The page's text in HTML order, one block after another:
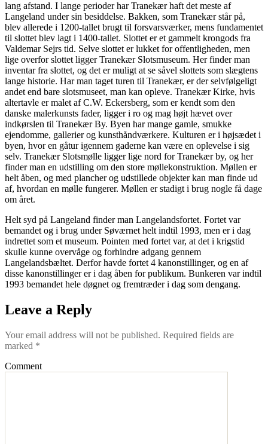
lang afstand. I lange perioder har Tranekær haft det meste af
Langeland under sin besiddelse. Bakken, som Tranekær står på,
blev allerede i 1200-tallet brugt til forsvarsværker, mens fundamentet
til slottet blev lagt i 1400-tallet. Slottet er et gammelt krongods fra
Valdemar Sejrs tid. Selve slottet er lukket for offentligheden, men
lige overfor slottet ligger Tranekær Slotsmuseum. Her finder man
inventar fra slottet, og det er muligt at se såvel slottets som slægtens
lange historie. Har man taget turen til Tranekær, er der selvfølgeligt
andet end bare slotsmuseet, man kan opleve. Tranekær Kirke, hvis
altertavle er malet af C.W. Eckersberg, som er kendt som den
danske malerkunsts fader, ligger i ro og mag højt hævet over
indkørslen til Tranekær By. Byen har mange gamle, smukke
ejendomme, gallerier og kunsthåndværkere. Kulturen er i højsædet i
byen, hvor en gåtur igennem gaderne kan være en oplevelse i sig
selv. Tranekær Slotsmølle ligger lige nord for Tranekær by, og her
finder man en udstilling om den store møllekonstruktion. Møllen er
helt åben, og med plancher og udstillede objekter kan man finde ud
af, hvordan en mølle fungerer. Møllen er stadigt i brug nogle få dage
om året.
Helt syd på Langeland finder man Langelandsfortet. Fortet var
bemandet og i brug under Søværnet helt indtil 1993, men er i dag
indrettet som et museum. Pointen med fortet var, at det i krigstid
skulle kunne overvåge og forhindre adgang gennem
Langelandsbæltet. Derfor havde fortet 4 kanonstillinger, og en af
disse kanonstillinger er i dag åben for publikum. Bunkeren var indtil
1993 bemandet hele døgnet og fremtræder i dag som dengang.
Leave a Reply
Your email address will not be published. Required fields are
marked *
Comment